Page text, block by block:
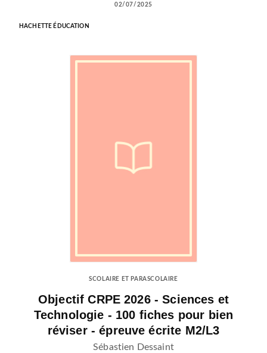
02/07/2025
HACHETTE ÉDUCATION
SCOLAIRE ET PARASCOLAIRE
Objectif CRPE 2026 - Sciences et
Technologie - 100 fiches pour bien
réviser - épreuve écrite M2/L3
Sébastien Dessaint